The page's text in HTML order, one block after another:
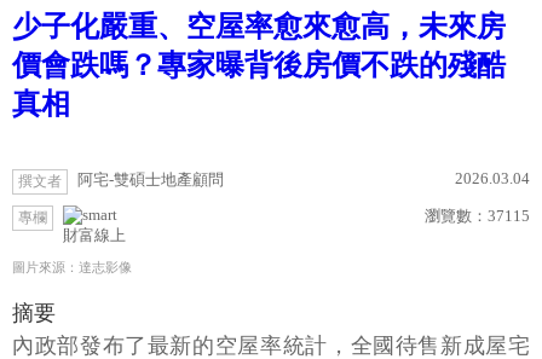
少子化嚴重、空屋率愈來愈高，未來房
價會跌嗎？專家曝背後房價不跌的殘酷
真相
撰文者 阿宅-雙碩士地產顧問 2026.03.04
專欄
財富線上
瀏覽數： 37115
圖片來源：達志影像
摘要
內政部發布了最新的空屋率統計，全國待售新成屋宅